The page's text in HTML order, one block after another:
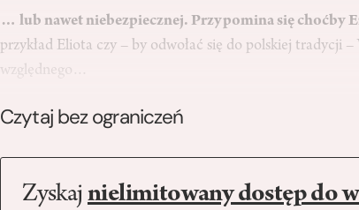
… lub nawet niebezpiecznej. Przypomina się choćby
przykład Eliota czy – by odwołać się do polskiej tradycji
względnego…
Czytaj bez ograniczeń
Zyskaj nielimitowany dostęp do